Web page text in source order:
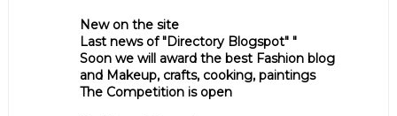
New on the site
Last news of "Directory Blogspot" "
Soon we will award the best Fashion blog
and Makeup, crafts, cooking, paintings
The Competition is open